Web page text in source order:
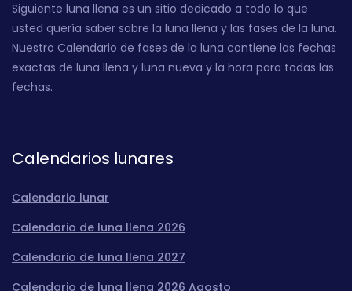
Siguiente luna llena es un sitio dedicado a todo lo que
usted quería saber sobre la luna llena y las fases de la luna.
Nuestro Calendario de fases de la luna contiene las fechas
exactas de luna llena y luna nueva y la hora para todas las
fechas.
Calendarios lunares
Calendario lunar
Calendario de luna llena 2026
Calendario de luna llena 2027
Calendario de luna llena 2026 Agosto